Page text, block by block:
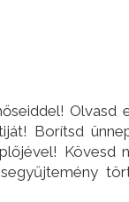
Olvasd
Borítsd
Kövesd